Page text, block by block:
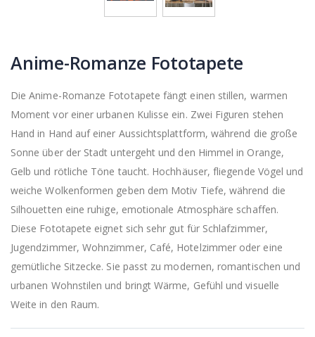
Anime-Romanze Fototapete
Die Anime-Romanze Fototapete fängt einen stillen, warmen
Moment vor einer urbanen Kulisse ein. Zwei Figuren stehen
Hand in Hand auf einer Aussichtsplattform, während die große
Sonne über der Stadt untergeht und den Himmel in Orange,
Gelb und rötliche Töne taucht. Hochhäuser, fliegende Vögel und
weiche Wolkenformen geben dem Motiv Tiefe, während die
Silhouetten eine ruhige, emotionale Atmosphäre schaffen.
Diese Fototapete eignet sich sehr gut für Schlafzimmer,
Jugendzimmer, Wohnzimmer, Café, Hotelzimmer oder eine
gemütliche Sitzecke. Sie passt zu modernen, romantischen und
urbanen Wohnstilen und bringt Wärme, Gefühl und visuelle
Weite in den Raum.